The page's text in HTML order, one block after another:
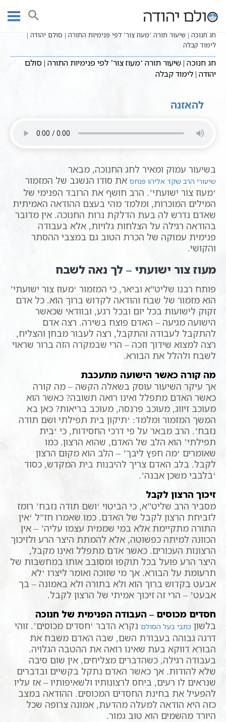
עמוד ראשי שיעורי וידאו
שיעורי קבלה כתבי אשלג
חג חנוכה | שיעור תורה ‘מעוז צור’ לפי פנימיות התורה | סולם יהודה |
לימוד קבלה
חג חנוכה | שיעור תורה ‘מעוז צור’ לפי פנימיות התורה | סולם
יהודה | לימוד קבלה
להאזנה
בשיעור עמוק ומאיר לחג החנוכה, מבאר
שיעורי הרב שקד אליהו פנחס את סודו הנשגב של המזמור
‘מעוז צור ישועתי’. הרב חושף את הרובד הפנימי של
המילים המוכרות, ומלמד מהי בעצם ההודאה האמיתית
שאדם נדרש לה בעת הדלקת נרות החנוכה. אין מדובר
בהודאה רגילה על הצלחות גלויות, אלא בעבודה
פנימית עמוקה של הכרת הטוב גם במצבי ההסתר
והקושי.
מעוז צור ישועתי – לך נאה לשבח
פותח רבנו שליט”א וביאר, כי המזמור ‘מעוז צור ישועתי’
הוא מזמור של שבח והודאה לקדוש ברוך הוא. כל אדם
זקוק לישועות בכל יום ובכל רגע, ובוודאי שכאשר
הישועה מגיעה – האדם פוצח בשירה. רצה אדם
להתקבל לעבודה והתקבל, רצה לעבור מבחן והצליח,
רצה למצוא שידוך וזכה – הרי שבמקרה הזה ברור שראוי
לשבח ולהלל את הבורא.
מה קורה כאשר הישועה מתעכבת
אך עיקר השיעור עוסק בשאלה הקשה – מה קורה
כאשר האדם מתפלל ואינו רואה תשובה? כאשר הוא
מעוכב זיווג, מעוכב פרנסה, מעוכב בריאות? כאן בא
המשך המזמור ומלמד: ‘תיקון בית תפילתי ושם תודה
נזבח’. הרב מבאר על פי דרכי החסידות, כי ‘בית
תפילתי’ הוא הלב של האדם, שהוא הרצון. כמו
שאומרים ‘מה חפץ ליבך’ – הלב הוא מקום הרצון
לקבל. בלב האדם צריך להיבנות בית המקדש, כסוד
‘בלבבי משכן אבנה’.
זיכוך הרצון לקבל
מסביר הרב שליט”א, כי הביטוי ‘ושם תודה נזבח’ רומז
לזביחת הרצון לקבל של האדם. כמו שאמרו חז”ל ‘אין
התורה מתקיימת אלא במי שממית עצמו עליה’ – אין
הכוונה למיתה כפשוטה, אלא להמתת היצר הרע ולזיכוך
הרצונות העכורים. כאשר אדם מתפלל ואינו מקבל,
היצר הרע פועל בכל תוקפו ומסובב אותו במחשבות של
תרעומת על הבורא. אך מי שזוכה ואומר ליצרו ‘לא
אבעט בקדוש ברוך הוא ולא בתורה ולא באמונה – בך
אבעט’ – הרי זה זיכוך אמיתי של הרצון לקבל.
חסדים מכוסים – העבודה הפנימית של חנוכה
בלשון כתבי בעל הסולם נקרא הדבר ‘חסדים מכוסים’. זוהי
דרגה גבוהה בעבודת השם, שבה האדם משבח את
הבורא דווקא בעת שאינו רואה את ההטבה הגלויה.
בעבודה רגילה, כשהדברים מצליחים, אין שום סיבה
שלא להודות. אך כאשר האדם נתקל בקשיים ובדברים
שנראים לו רעים, ביחס לרצונותיו ולשאיפותיו – אז עליו
להפעיל את בחינת החסדים המכוסים. ההודאה במצב
כזה היא הודאה למעלה מהדעת, אמונה צרופה שכל
היורד מהשמים הוא טוב גמור.